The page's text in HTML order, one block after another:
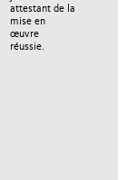
attestant de la
mise en
œuvre
réussie.